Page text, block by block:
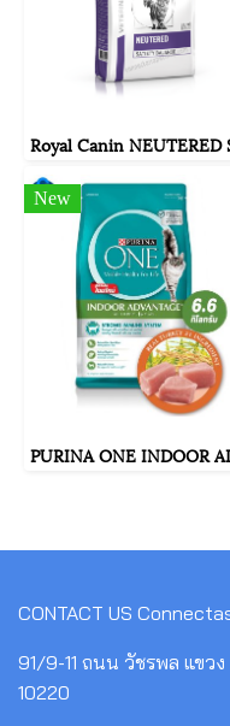
New
CONTACT US
91/9-11 ถนน วัชรพล แขวง
10220